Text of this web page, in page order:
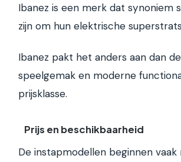
Ibanez is een merk dat synoniem
zijn om hun elektrische
Ibanez pakt het anders aan dan
speelgemak en moderne
prijsklasse.
Prijs en beschikbaarheid
De instapmodellen beginnen